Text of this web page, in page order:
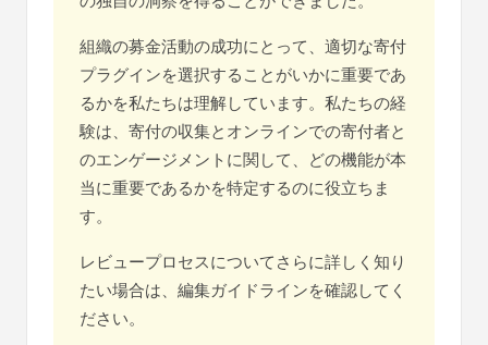
組織の募金活動の成功にとって、適切な寄付
プラグインを選択することがいかに重要であ
るかを私たちは理解しています。私たちの経
験は、寄付の収集とオンラインでの寄付者と
のエンゲージメントに関して、どの機能が本
当に重要であるかを特定するのに役立ちま
す。
レビュープロセスについてさらに詳しく知り
たい場合は、編集ガイドラインを確認してく
ださい。